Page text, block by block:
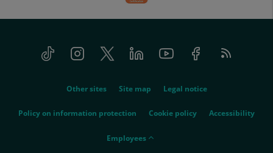
Tiktok InstagramTwitter LinkedinYoutube FacebookFeed
RSS
Other sites Site map Legal notice
Policy on information protection Cookie policy Accessibility
empleados
Employees